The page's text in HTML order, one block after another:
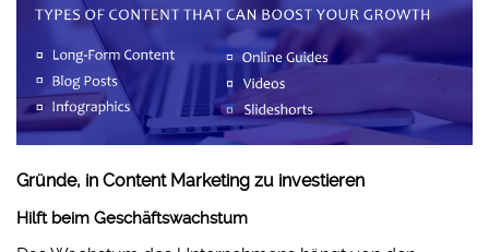
Gründe, in Content Marketing zu investieren
Hilft beim Geschäftswachstum